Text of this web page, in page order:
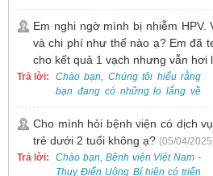
trên ứng dụng VssID khi đến
khám và không cần mang theo
thẻ giấy.
Em nghi ngờ mình bị nhiễm HPV.
và chi phí như thế nào ạ? Em đã
cho kết quả 1 vạch nhưng vẫn hơi
Trả lời:
Chào bạn, Chúng tôi hiểu rằng
bạn đang có những lo lắng về
nguy cơ nhiễm HPV. Tại Bệnh
viện Việt Nam - Thụy Điển Uông
Bí, chúng tôi cung cấp các dịch
vụ thăm khám và xét nghiệm
chuyên sâu để phát hiện sớm
Cho mình hỏi bệnh viện có dịch
trẻ dưới 2 tuổi không ạ? (05/04/
Trả lời:
Chào bạn, Bệnh viện Việt Nam -
Thụy Điển Uông Bí hiện có triển